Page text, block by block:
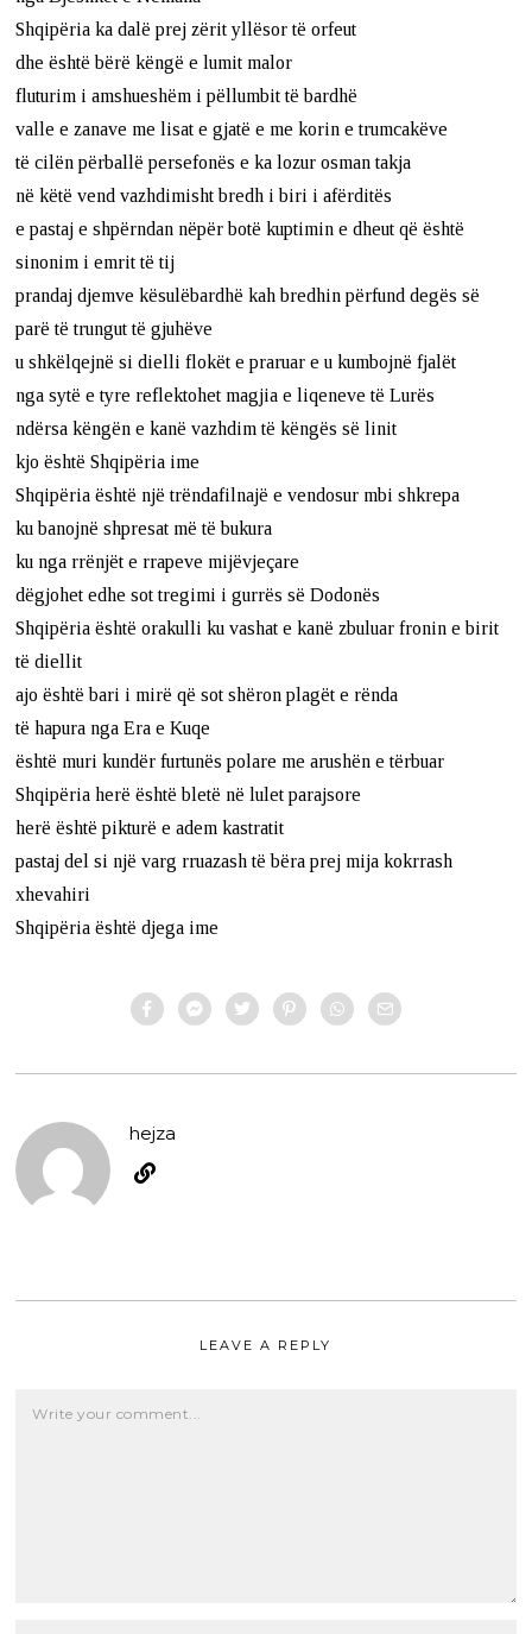
Shqipëria ka dalë prej zërit yllësor të orfeut
dhe është bërë këngë e lumit malor
fluturim i amshueshëm i pëllumbit të bardhë
valle e zanave me lisat e gjatë e me korin e trumcakëve
të cilën përballë persefonës e ka lozur osman takja
në këtë vend vazhdimisht bredh i biri i afërditës
e pastaj e shpërndan nëpër botë kuptimin e dheut që është
sinonim i emrit të tij
prandaj djemve kësulëbardhë kah bredhin përfund degës së
parë të trungut të gjuhëve
u shkëlqejnë si dielli flokët e praruar e u kumbojnë fjalët
nga sytë e tyre reflektohet magjia e liqeneve të Lurës
ndërsa këngën e kanë vazhdim të këngës së linit
kjo është Shqipëria ime
Shqipëria është një trëndafilnajë e vendosur mbi shkrepa
ku banojnë shpresat më të bukura
ku nga rrënjët e rrapeve mijëvjeçare
dëgjohet edhe sot tregimi i gurrës së Dodonës
Shqipëria është orakulli ku vashat e kanë zbuluar fronin e birit
të diellit
ajo është bari i mirë që sot shëron plagët e rënda
të hapura nga Era e Kuqe
është muri kundër furtunës polare me arushën e tërbuar
Shqipëria herë është bletë në lulet parajsore
herë është pikturë e adem kastratit
pastaj del si një varg rruazash të bëra prej mija kokrrash
xhevahiri
Shqipëria është djega ime
hejza
LEAVE A REPLY